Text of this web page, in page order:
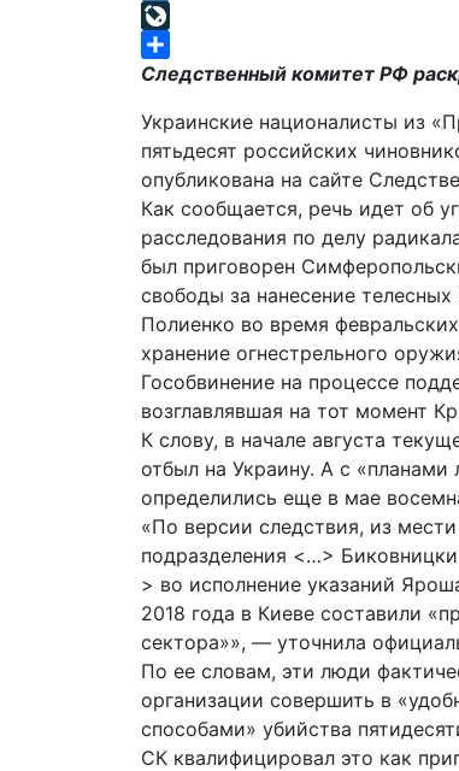
Mail.Ru
LiveJournal
Отправить
Следственный комитет РФ
Украинские националисты из
пятьдесят российских
опубликована на сайте
Как сообщается, речь идет об
расследования по делу
был приговорен
свободы за нанесение
Полиенко во время
хранение огнестрельного
Гособвинение на процессе
возглавлявшая на тот момент
К слову, в начале августа
отбыл на Украину. А с «планами
определились еще в мае
«По версии следствия, из
подразделения <…>
> во исполнение указаний
2018 года в Киеве составили
сектора»», — уточнила
По ее словам, эти люди
организации совершить в
способами» убийства
СК квалифицировал это как